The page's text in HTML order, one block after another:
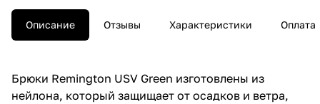
Описание Отзывы Характеристики Оплата
Брюки Remington USV Green изготовлены из
нейлона, который защищает от осадков и ветра,